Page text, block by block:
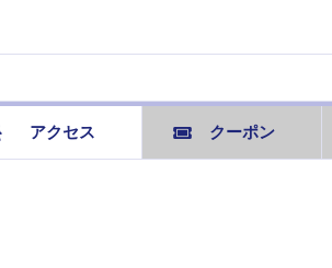
アクセス クーポン